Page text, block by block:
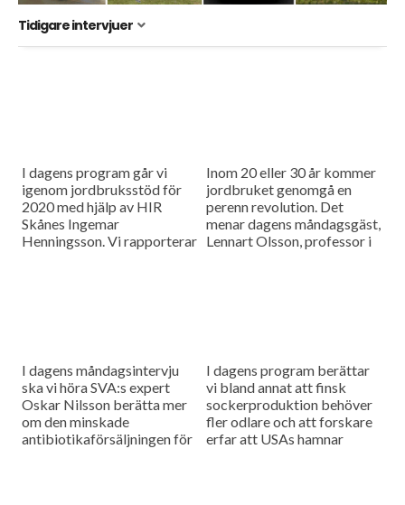
Tidigare intervjuer
I dagens program går vi
igenom jordbruksstöd för
2020 med hjälp av HIR
Skånes Ingemar
Henningsson. Vi rapporterar
Inom 20 eller 30 år kommer
jordbruket genomgå en
perenn revolution. Det
menar dagens måndagsgäst,
Lennart Olsson, professor i
I dagens måndagsintervju
ska vi höra SVA:s expert
Oskar Nilsson berätta mer
om den minskade
antibiotikaförsäljningen för
I dagens program berättar
vi bland annat att finsk
sockerproduktion behöver
fler odlare och att forskare
erfar att USAs hamnar